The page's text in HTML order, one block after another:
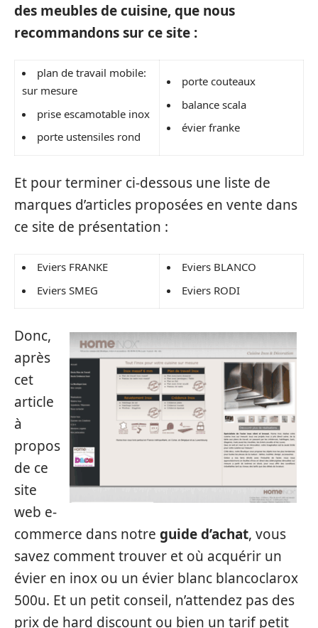
des meubles de cuisine, que nous
recommandons sur ce site :
plan de travail mobile:
sur mesure
prise escamotable inox
porte ustensiles rond
porte couteaux
balance scala
évier franke
Et pour terminer ci-dessous une liste de
marques d’articles proposées en vente dans
ce site de présentation :
Eviers FRANKE
Eviers SMEG
Eviers BLANCO
Eviers RODI
Donc,
après
cet
article
à
propos
de ce
site
web e-
commerce dans notre guide d’achat, vous
savez comment trouver et où acquérir un
évier en inox ou un évier blanc blancoclarox
500u. Et un petit conseil, n’attendez pas des
prix de hard discount ou bien un tarif petit